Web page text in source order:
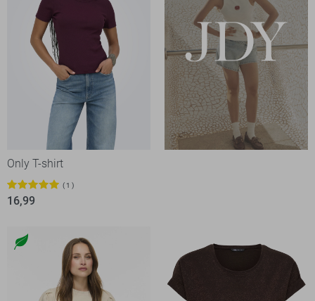
Only T-shirt
1
16,99